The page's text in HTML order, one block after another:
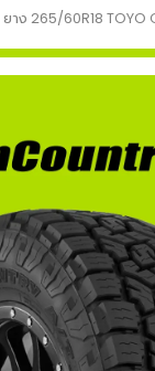
ยาง 265/60R18 TOYO